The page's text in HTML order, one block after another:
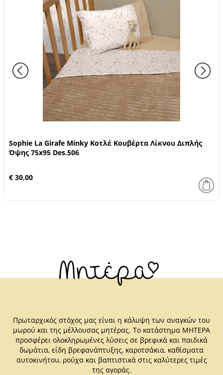
Sophie La Girafe Minky Κοτλέ Κουβέρτα Λίκνου Διπλής
Όψης 75x95 Des.506
€ 30,00
Πρωταρχικός στόχος μας είναι η κάλυψη των αναγκών του
μωρού και της μέλλουσας μητέρας. Το κατάστημα ΜΗΤΕΡΑ
προσφέρει ολοκληρωμένες λύσεις σε βρεφικά και παιδικά
δωμάτια, είδη βρεφανάπτυξης, καροτσάκια, καθίσματα
αυτοκινήτου, ρούχα και βαπτιστικά στις καλύτερες τιμές
της αγοράς.